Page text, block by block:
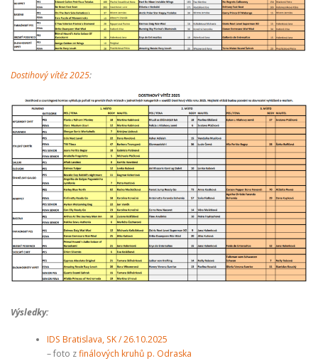
Dostihový vítěz 2025:
Výsledky:
IDS Bratislava, SK / 26.10.2025
– foto zfinálových kruhů p. Odraska